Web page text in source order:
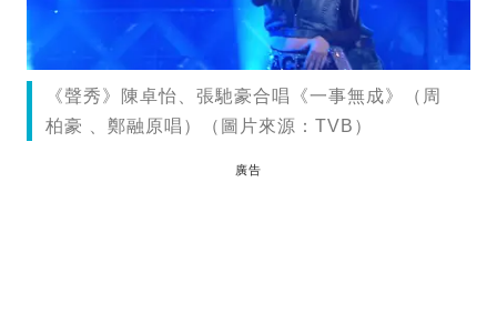
《聲秀》陳卓怡、張馳豪合唱《一事無成》（周
柏豪 、鄭融原唱）（圖片來源：TVB）
廣告